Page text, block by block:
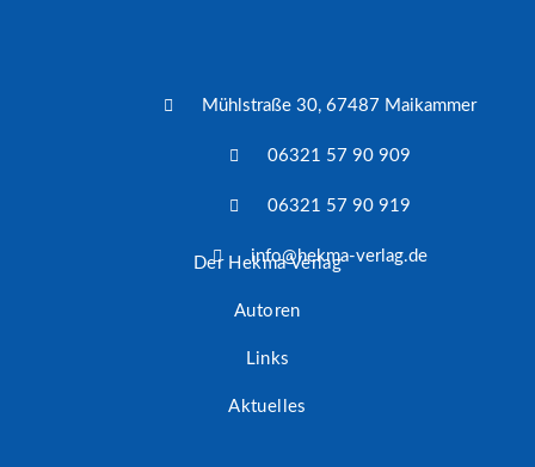
Mühlstraße 30, 67487 Maikammer
06321 57 90 909
06321 57 90 919
info@hekma-verlag.de
Der Hekma Verlag
Autoren
Links
Aktuelles